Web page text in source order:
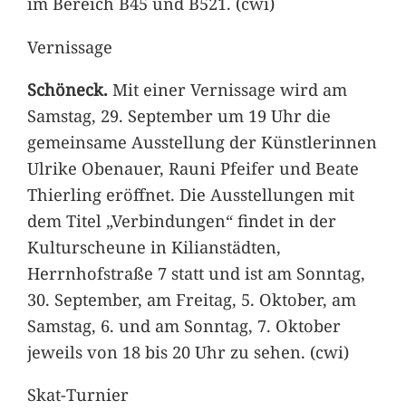
Vernissage
Schöneck.Mit einer Vernissage wird am
Samstag, 29. September um 19 Uhr die
gemeinsame Ausstellung der Künstlerinnen
Ulrike Obenauer, Rauni Pfeifer und Beate
Thierling eröffnet. Die Ausstellungen mit
dem Titel „Verbindungen“ findet in der
Kulturscheune in Kilianstädten,
Herrnhofstraße 7 statt und ist am Sonntag,
30. September, am Freitag, 5. Oktober, am
Samstag, 6. und am Sonntag, 7. Oktober
jeweils von 18 bis 20 Uhr zu sehen. (cwi)
Skat-Turnier